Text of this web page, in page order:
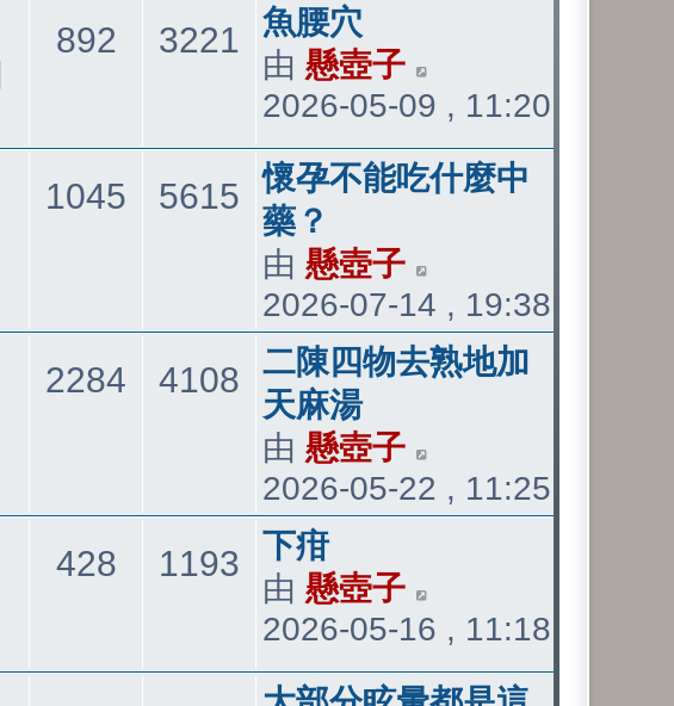
表
892 3221 文
章
最
後
發
表
魚腰穴
由 懸壺子
視
最
後
2026-05-09 , 11:20
1045 主5615 文
章
最
後
發
表
懷孕不能吃什麼中
藥？
由 懸壺子
視
最
表
2026-07-14 , 19:38
2284 主4108 文
章
最
後
發
表
二陳四物去熟地加
天麻湯
由 懸壺子
視
發
表
2026-05-22 , 11:25
428主
1193
章
最
後
發
表
下疳
由 懸壺子
視
最
2026-05-16 , 11:18